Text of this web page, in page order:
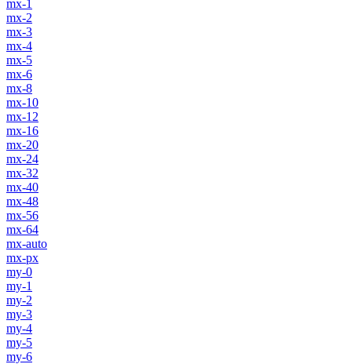
mx-1
mx-2
mx-3
mx-4
mx-5
mx-6
mx-8
mx-10
mx-12
mx-16
mx-20
mx-24
mx-32
mx-40
mx-48
mx-56
mx-64
mx-auto
mx-px
my-0
my-1
my-2
my-3
my-4
my-5
my-6